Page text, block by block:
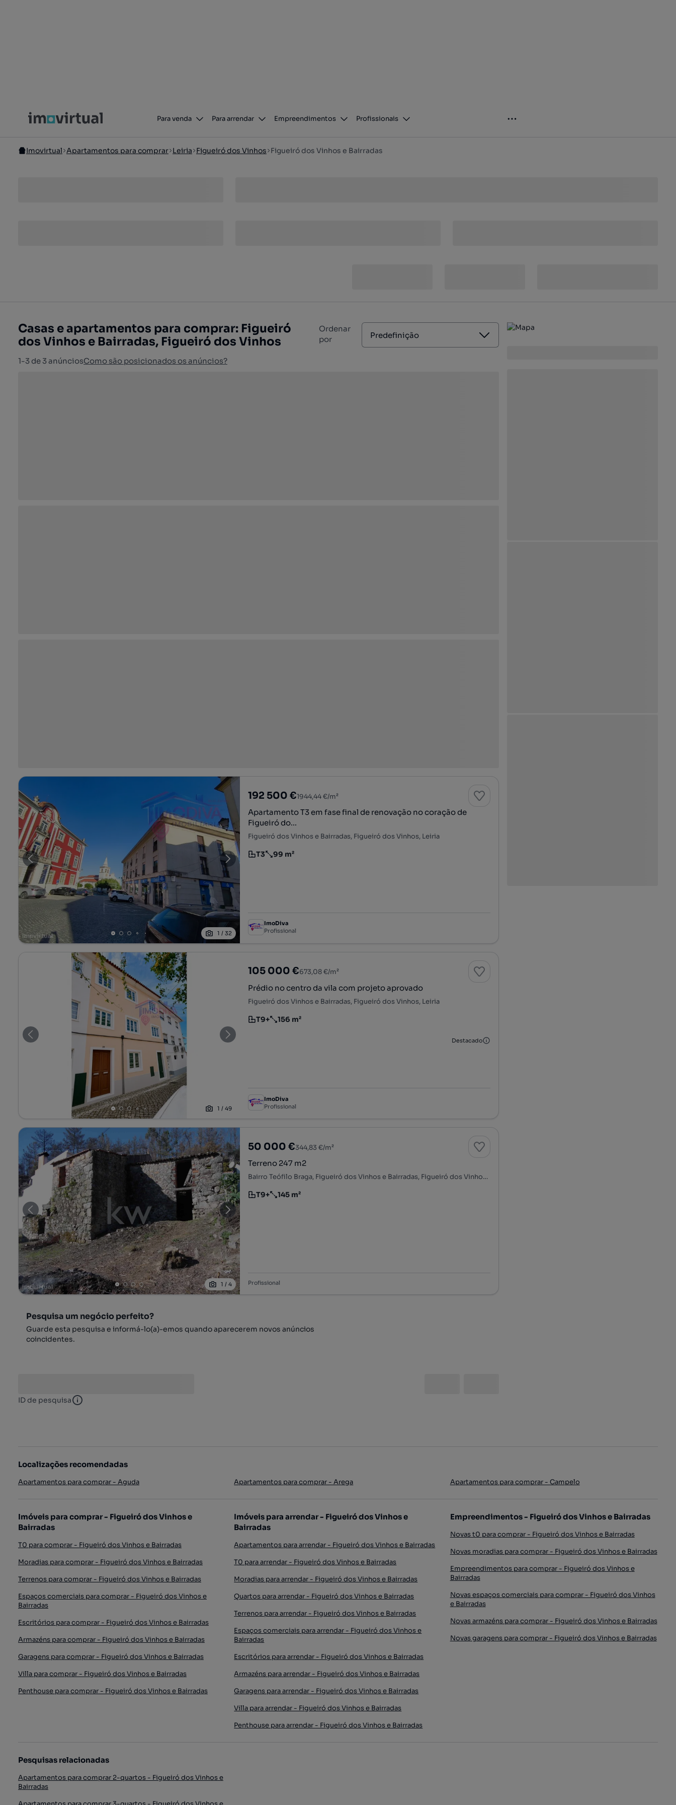
Para venda Para arrendar Empreendimentos Profissionais
Imovirtual Apartamentos para comprar Leiria Figueiró dos Vinhos Figueiró dos Vinhos e Bairradas
Casas e apartamentos para comprar: Figueiró
dos Vinhos e Bairradas, Figueiró dos Vinhos
1-3 de 3 anúnciosComo são posicionados os anúncios?
Ordenar
por
Predefinição
1 /32
192 500 €1944,44 €/m²
Apartamento T3 em fase final de renovação no coração de
Figueiró do...
Figueiró dos Vinhos e Bairradas, Figueiró dos Vinhos, Leiria
Tipologia
T3
Preço por metro quadrado
99 m²
ImoDiva
Profissional
1 /49
105 000 €673,08 €/m²
Prédio no centro da vila com projeto aprovado
Figueiró dos Vinhos e Bairradas, Figueiró dos Vinhos, Leiria
Tipologia
T9+
Preço por metro quadrado
156 m²
Destacado
ImoDiva
Profissional
1 /4
50 000 €344,83 €/m²
Terreno 247 m2
Bairro Teófilo Braga, Figueiró dos Vinhos e Bairradas, Figueiró dos Vinhos, Leiria
Tipologia
T9+
Preço por metro quadrado
145 m²
Profissional
Pesquisa um negócio perfeito?
Guarde esta pesquisa e informá-lo(a)-emos quando aparecerem novos anúncios
coincidentes.
ID de pesquisa ID de pesquisa
Localizações recomendadas
Apartamentos para comprar - Aguda Apartamentos para comprar - Arega Apartamentos para comprar - Campelo
Imóveis para comprar - Figueiró dos Vinhos e
Bairradas
T0 para comprar - Figueiró dos Vinhos e Bairradas
Moradias para comprar - Figueiró dos Vinhos e Bairradas
Terrenos para comprar - Figueiró dos Vinhos e Bairradas
Espaços comerciais para comprar - Figueiró dos Vinhos e
Bairradas
Escritórios para comprar - Figueiró dos Vinhos e Bairradas
Armazéns para comprar - Figueiró dos Vinhos e Bairradas
Garagens para comprar - Figueiró dos Vinhos e Bairradas
Villa para comprar - Figueiró dos Vinhos e Bairradas
Penthouse para comprar - Figueiró dos Vinhos e Bairradas
Imóveis para arrendar - Figueiró dos Vinhos e
Bairradas
Apartamentos para arrendar - Figueiró dos Vinhos e Bairradas
T0 para arrendar - Figueiró dos Vinhos e Bairradas
Moradias para arrendar - Figueiró dos Vinhos e Bairradas
Quartos para arrendar - Figueiró dos Vinhos e Bairradas
Terrenos para arrendar - Figueiró dos Vinhos e Bairradas
Espaços comerciais para arrendar - Figueiró dos Vinhos e
Bairradas
Escritórios para arrendar - Figueiró dos Vinhos e Bairradas
Armazéns para arrendar - Figueiró dos Vinhos e Bairradas
Garagens para arrendar - Figueiró dos Vinhos e Bairradas
Villa para arrendar - Figueiró dos Vinhos e Bairradas
Penthouse para arrendar - Figueiró dos Vinhos e Bairradas
Empreendimentos - Figueiró dos Vinhos e Bairradas
Novas t0 para comprar - Figueiró dos Vinhos e Bairradas
Novas moradias para comprar - Figueiró dos Vinhos e Bairradas
Empreendimentos para comprar - Figueiró dos Vinhos e
Bairradas
Novas espaços comerciais para comprar - Figueiró dos Vinhos
e Bairradas
Novas armazéns para comprar - Figueiró dos Vinhos e Bairradas
Novas garagens para comprar - Figueiró dos Vinhos e Bairradas
Pesquisas relacionadas
Apartamentos para comprar 2-quartos - Figueiró dos Vinhos e
Bairradas